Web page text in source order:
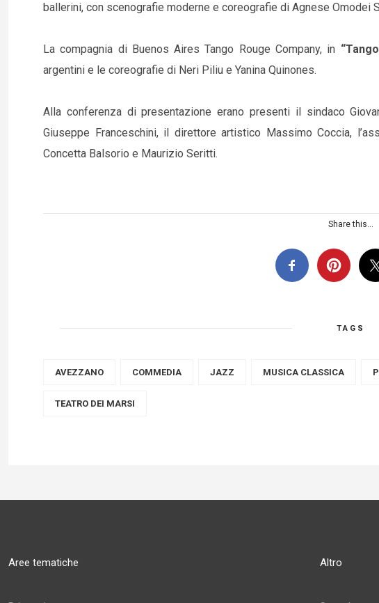
ballerini, con scenografie moderne e coreografie di Agnese Omodei
La compagnia di Buenos Aires Tango Rouge Company, in
argentini e le coreografie di Neri Piliu e Yanina Quinones.
Alla conferenza di presentazione erano presenti il sindaco
Giuseppe Franceschini, il direttore artistico Massimo Coccia,
Concetta Balsorio e Maurizio Seritti.
Share this...
TAGS
AVEZZANO COMMEDIA JAZZ MUSICA CLASSICA
TEATRO DEI MARSI
Aree tematiche Altro